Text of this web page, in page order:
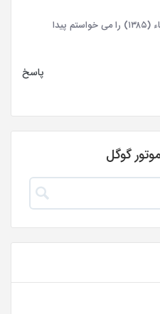
بنده پرسشنامه صمیمیت زوجین اولیاء (۱۳۸۵) را می خواستم پیدا
پاسخ
گوگل